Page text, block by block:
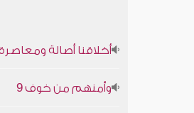
أخلاقنا أصالة
وأمنهم من خوف 9